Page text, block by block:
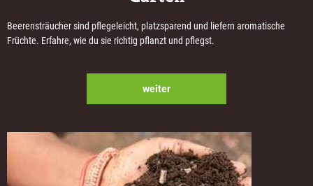
Beerensträucher sind pflegeleicht, platzsparend und liefern aromatische
Früchte. Erfahre, wie du sie richtig pflanzt und pflegst.
weiter